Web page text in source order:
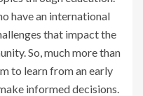
have an international
that impact the
So, much more than
to learn from an early
informed decisions.